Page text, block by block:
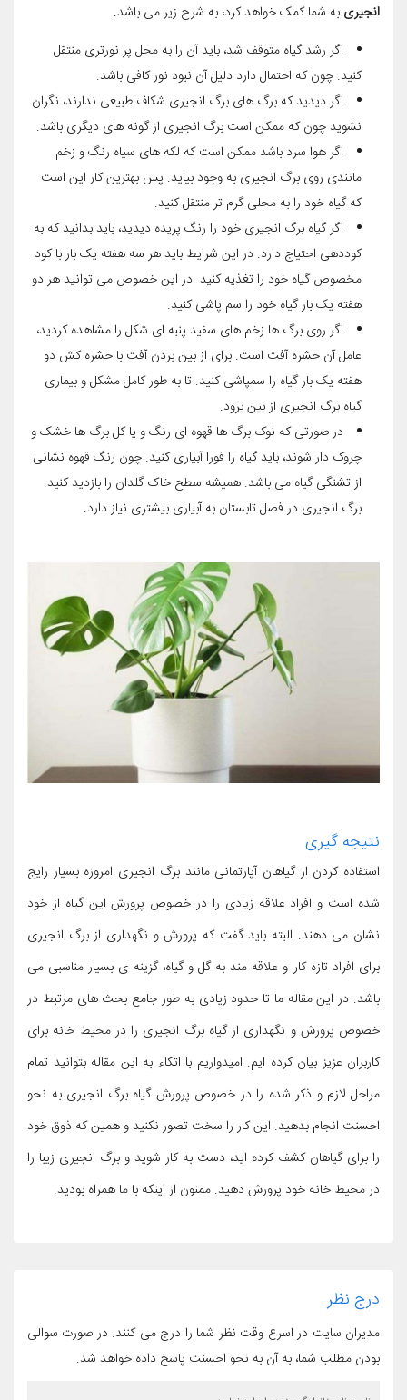
انجیری به شما کمک خواهد کرد، به شرح زیر می باشد.
اگر رشد گیاه متوقف شد، باید آن را به محل پر نورتری منتقل
کنید. چون که احتمال دارد دلیل آن نبود نور کافی باشد.
اگر دیدید که برگ های برگ انجیری شکاف طبیعی ندارند، نگران
نشوید چون که ممکن است برگ انجیری از گونه های دیگری باشد.
اگر هوا سرد باشد ممکن است که لکه های سیاه رنگ و زخم
مانندی روی برگ انجیری به وجود بیاید. پس بهترین کار این است
که گیاه خود را به محلی گرم تر منتقل کنید.
اگر گیاه برگ انجیری خود را رنگ پریده دیدید، باید بدانید که به
کوددهی احتیاج دارد. در این شرایط باید هر سه هفته یک بار با کود
مخصوص گیاه خود را تغذیه کنید. در این خصوص می توانید هر دو
هفته یک بار گیاه خود را سم پاشی کنید.
اگر روی برگ ها زخم های سفید پنبه ای شکل را مشاهده کردید،
عامل آن حشره آفت است. برای از بین بردن آفت با حشره کش دو
هفته یک بار گیاه را سمپاشی کنید. تا به طور کامل مشکل و بیماری
گیاه برگ انجیری از بین برود.
در صورتی که نوک برگ ها قهوه ای رنگ و یا کل برگ ها خشک و
چروک دار شوند، باید گیاه را فورا آبیاری کنید. چون رنگ قهوه نشانی
از تشنگی گیاه می باشد. همیشه سطح خاک گلدان را بازدید کنید.
برگ انجیری در فصل تابستان به آبیاری بیشتری نیاز دارد.
نتیجه گیری
استفاده کردن از گیاهان آپارتمانی مانند برگ انجیری امروزه بسیار رایج
شده است و افراد علاقه زیادی را در خصوص پرورش این گیاه از خود
نشان می دهند. البته باید گفت که پرورش و نگهداری از برگ انجیری
برای افراد تازه کار و علاقه مند به گل و گیاه، گزینه ی بسیار مناسبی می
باشد. در این مقاله ما تا حدود زیادی به طور جامع بحث های مرتبط در
خصوص پرورش و نگهداری از گیاه برگ انجیری را در محیط خانه برای
کاربران عزیز بیان کرده ایم. امیدواریم با اتکاء به این مقاله بتوانید تمام
مراحل لازم و ذکر شده را در خصوص پرورش گیاه برگ انجیری به نحو
احسنت انجام بدهید. این کار را سخت تصور نکنید و همین که ذوق خود
را برای گیاهان کشف کرده اید، دست به کار شوید و برگ انجیری زیبا را
در محیط خانه خود پرورش دهید. ممنون از اینکه با ما همراه بودید.
درج نظر
مدیران سایت در اسرع وقت نظر شما را درج می کنند. در صورت سوالی
بودن مطلب شما، به آن به نحو احسنت پاسخ داده خواهد شد.